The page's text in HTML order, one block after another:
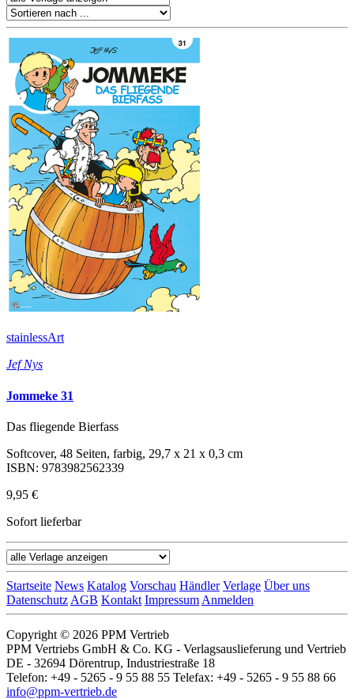
stainlessArt
Jef Nys
Jommeke 31
Das fliegende Bierfass
Softcover, 48 Seiten, farbig, 29,7 x 21 x 0,3 cm
ISBN: 9783982562339
9,95 €
Sofort lieferbar
Startseite News Katalog Vorschau Händler Verlage Über uns
Datenschutz AGB Kontakt Impressum Anmelden
Copyright © 2026 PPM Vertrieb
PPM Vertriebs GmbH & Co. KG - Verlagsauslieferung und Vertrieb
DE - 32694 Dörentrup, Industriestraße 18
Telefon: +49 - 5265 - 9 55 88 55 Telefax: +49 - 5265 - 9 55 88 66
info@ppm-vertrieb.de